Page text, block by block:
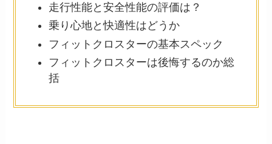
走行性能と安全性能の評価は？
乗り心地と快適性はどうか
フィットクロスターの基本スペック
フィットクロスターは後悔するのか総
括